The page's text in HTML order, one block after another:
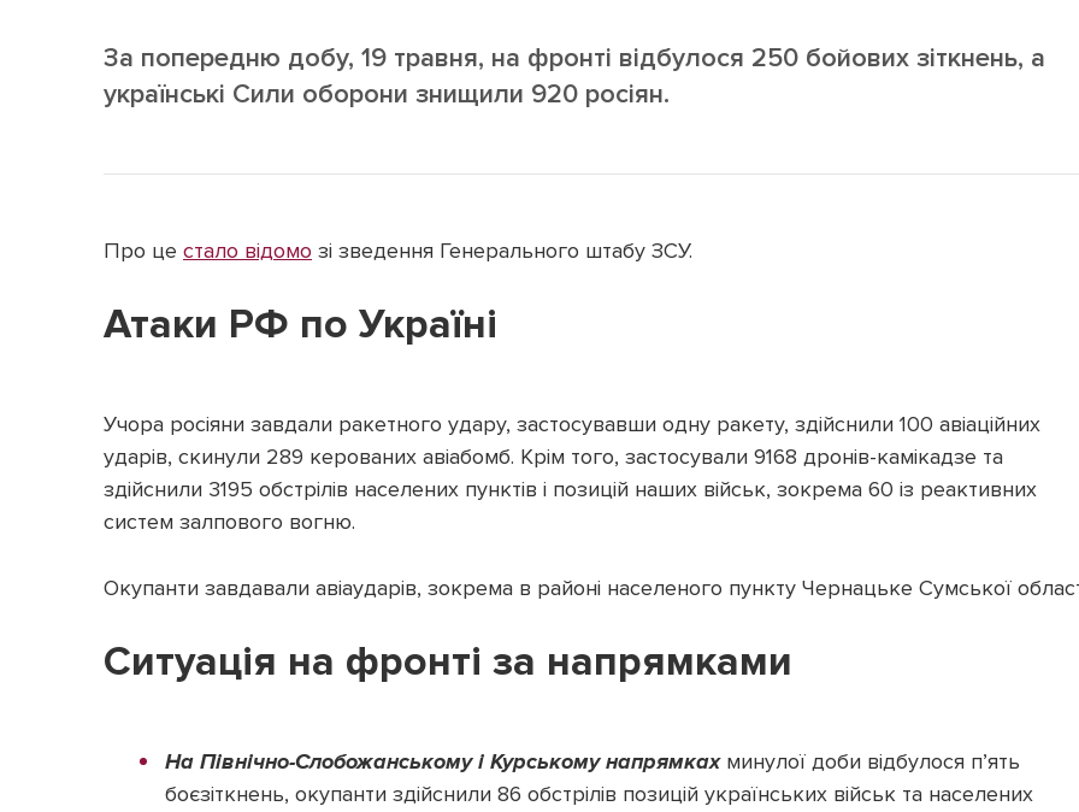
За попередню добу, 19 травня, на фронті відбулося 250 бойових зіткнень, а
українські Сили оборони знищили 920 росіян.
Про це стало відомо зі зведення Генерального штабу ЗСУ.
Атаки РФ по Україні
Учора росіяни завдали ракетного удару, застосувавши одну ракету, здійснили 100 авіаційних
ударів, скинули 289 керованих авіабомб. Крім того, застосували 9168 дронів-камікадзе та
здійснили 3195 обстрілів населених пунктів і позицій наших військ, зокрема 60 із реактивних
систем залпового вогню.
Окупанти завдавали авіаударів, зокрема в районі населеного пункту Чернацьке Сумської
Ситуація на фронті за напрямками
На Північно-Слобожанському і Курському напрямкахминулої доби відбулося п’ять
боєзіткнень, окупанти здійснили 86 обстрілів позицій українських військ та населених